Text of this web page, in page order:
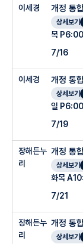
이세경 개정 통
상세보기
목
7/16
이세경 개정 통
상세보기
일
7/19
장해든누
리
개정 통
상세보기
화목
7/21
장해든누
리
개정 통
상세보기